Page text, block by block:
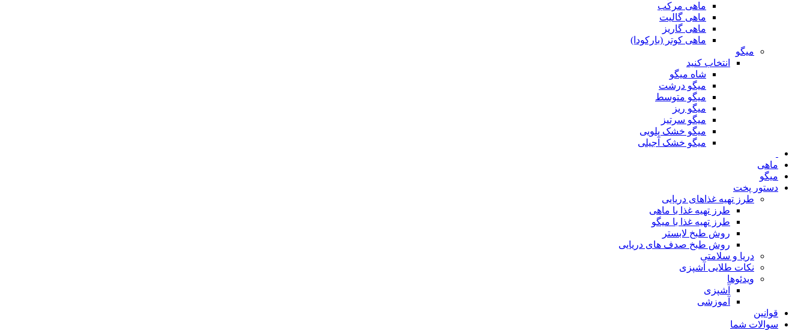
ماهی مرکب
ماهی گالیت
ماهی گاریز
ماهی کوتر (بارکودا)
میگو
انتخاب کنید
شاه میگو
میگو درشت
میگو متوسط
میگو ریز
میگو سرتیز
میگو خشک پلویی
میگو خشک آجیلی
ماهی
میگو
دستور پخت
طرز تهیه غذاهای دریایی
طرز تهیه غذا با ماهی
طرز تهیه غذا با میگو
روش طبخ لابستر
روش طبخ صدف های دریایی
دریا و سلامتی
نکات طلایی آشپزی
ویدئوها
آشپزی
آموزشی
قوانین
سوالات شما